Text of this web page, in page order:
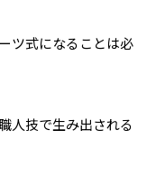
ツ式になることは必
人技で生み出される